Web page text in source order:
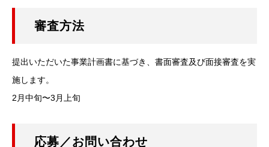
審査方法
提出いただいた事業計画書に基づき、書面審査及び面接審査を実
施します。
2月中旬〜3月上旬
応募／お問い合わせ